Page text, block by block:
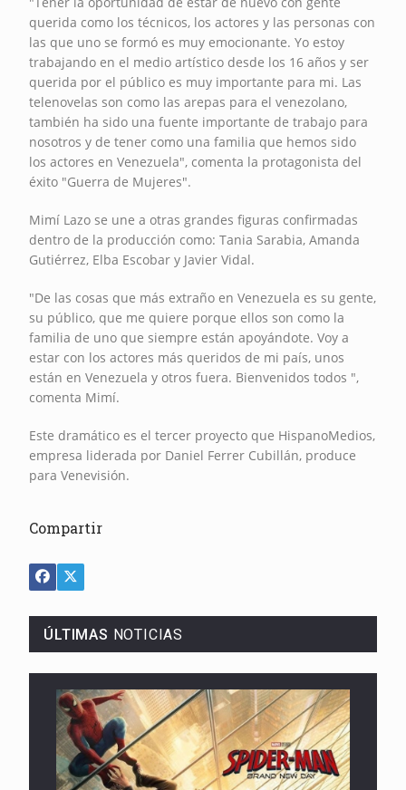
querida como los técnicos, los actores y las personas con
las que uno se formó es muy emocionante. Yo estoy
trabajando en el medio artístico desde los 16 años y ser
querida por el público es muy importante para mi. Las
telenovelas son como las arepas para el venezolano,
también ha sido una fuente importante de trabajo para
nosotros y de tener como una familia que hemos sido
los actores en Venezuela", comenta la protagonista del
éxito "Guerra de Mujeres".
Mimí Lazo se une a otras grandes figuras confirmadas
dentro de la producción como: Tania Sarabia, Amanda
Gutiérrez, Elba Escobar y Javier Vidal.
"De las cosas que más extraño en Venezuela es su gente,
su público, que me quiere porque ellos son como la
familia de uno que siempre están apoyándote. Voy a
estar con los actores más queridos de mi país, unos
están en Venezuela y otros fuera. Bienvenidos todos ",
comenta Mimí.
Este dramático es el tercer proyecto que HispanoMedios,
empresa liderada por Daniel Ferrer Cubillán, produce
para Venevisión.
Compartir
ÚLTIMAS NOTICIAS